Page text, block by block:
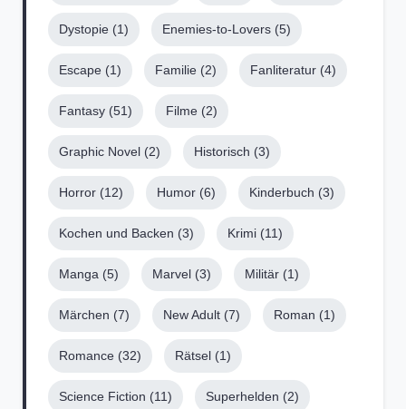
Dystopie (1) Enemies-to-Lovers (5)
Escape (1) Familie (2) Fanliteratur (4)
Fantasy (51) Filme (2)
Graphic Novel (2) Historisch (3)
Horror (12) Humor (6) Kinderbuch (3)
Kochen und Backen (3) Krimi (11)
Manga (5) Marvel (3) Militär (1)
Märchen (7) New Adult (7) Roman (1)
Romance (32) Rätsel (1)
Science Fiction (11) Superhelden (2)